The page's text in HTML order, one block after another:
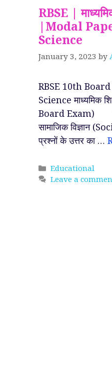
RBSE |
|Modal
Science
January 3, 2023 by
RBSE 10th Board
Science माध्यमिक
Board Exam)
सामाजिक
प्रश्नों के उत्तर का …
Categories
Educational
Leave a